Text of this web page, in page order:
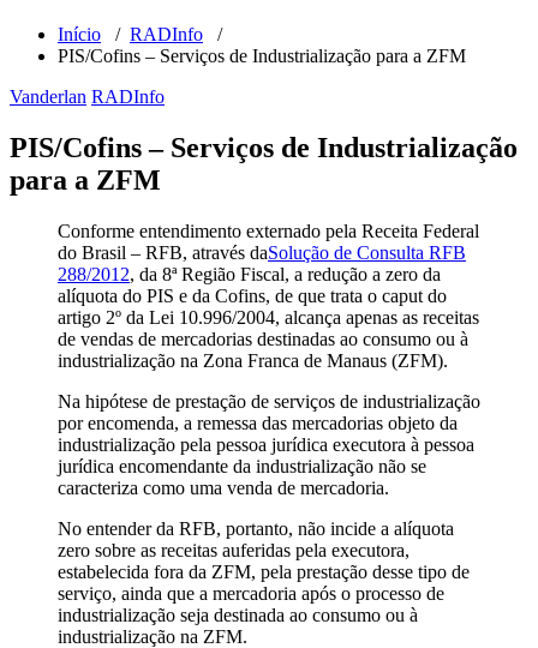
Início / RADInfo /
PIS/Cofins – Serviços de Industrialização para a ZFM
Vanderlan RADInfo
PIS/Cofins – Serviços de Industrialização
para a ZFM
Conforme entendimento externado pela Receita Federal
do Brasil – RFB, através daSolução de Consulta RFB
288/2012, da 8ª Região Fiscal, a redução a zero da
alíquota do PIS e da Cofins, de que trata o caput do
artigo 2º da Lei 10.996/2004, alcança apenas as receitas
de vendas de mercadorias destinadas ao consumo ou à
industrialização na Zona Franca de Manaus (ZFM).
Na hipótese de prestação de serviços de industrialização
por encomenda, a remessa das mercadorias objeto da
industrialização pela pessoa jurídica executora à pessoa
jurídica encomendante da industrialização não se
caracteriza como uma venda de mercadoria.
No entender da RFB, portanto, não incide a alíquota
zero sobre as receitas auferidas pela executora,
estabelecida fora da ZFM, pela prestação desse tipo de
serviço, ainda que a mercadoria após o processo de
industrialização seja destinada ao consumo ou à
industrialização na ZFM.